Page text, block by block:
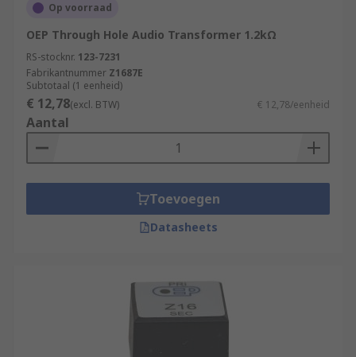
Op voorraad
OEP Through Hole Audio Transformer 1.2kΩ
RS-stocknr. 123-7231
Fabrikantnummer Z1687E
Subtotaal (1 eenheid)
€ 12,78(excl. BTW) € 12,78/eenheid
Aantal
Toevoegen
Datasheets